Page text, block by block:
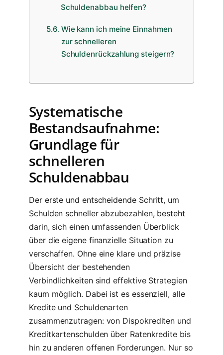
Schuldenabbau helfen?
Wie kann ich meine Einnahmen
zur schnelleren
Schuldenrückzahlung steigern?
Systematische
Bestandsaufnahme:
Grundlage für
schnelleren
Schuldenabbau
Der erste und entscheidende Schritt, um
Schulden schneller abzubezahlen, besteht
darin, sich einen umfassenden Überblick
über die eigene finanzielle Situation zu
verschaffen. Ohne eine klare und präzise
Übersicht der bestehenden
Verbindlichkeiten sind effektive Strategien
kaum möglich. Dabei ist es essenziell, alle
Kredite und Schuldenarten
zusammenzutragen: von Dispokrediten und
Kreditkartenschulden über Ratenkredite bis
hin zu anderen offenen Forderungen. Nur so